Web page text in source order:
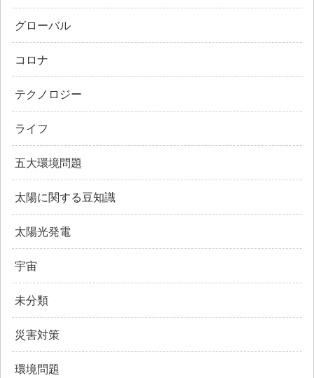
グローバル
コロナ
テクノロジー
ライフ
五大環境問題
太陽に関する豆知識
太陽光発電
宇宙
未分類
災害対策
環境問題